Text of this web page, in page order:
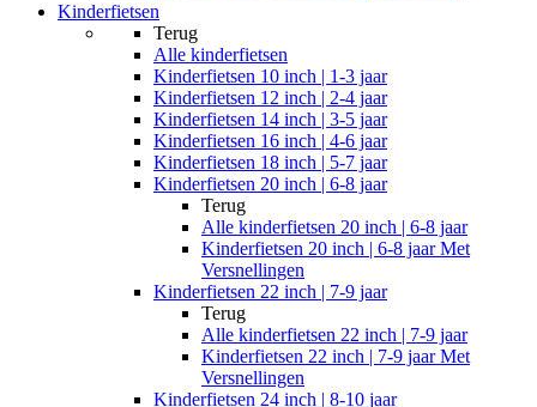
Kinderfietsen
Terug
Alle kinderfietsen
Kinderfietsen 10 inch | 1-3 jaar
Kinderfietsen 12 inch | 2-4 jaar
Kinderfietsen 14 inch | 3-5 jaar
Kinderfietsen 16 inch | 4-6 jaar
Kinderfietsen 18 inch | 5-7 jaar
Kinderfietsen 20 inch | 6-8 jaar
Terug
Alle kinderfietsen 20 inch | 6-8 jaar
Kinderfietsen 20 inch | 6-8 jaar Met
Versnellingen
Kinderfietsen 22 inch | 7-9 jaar
Terug
Alle kinderfietsen 22 inch | 7-9 jaar
Kinderfietsen 22 inch | 7-9 jaar Met
Versnellingen
Kinderfietsen 24 inch | 8-10 jaar